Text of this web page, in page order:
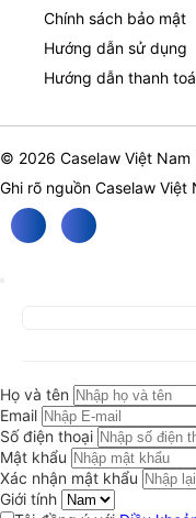
Chính sách bảo mật
Hướng dẫn sử dụng
Hướng dẫn thanh
© 2026 Caselaw Việt Nam
Ghi rõ nguồn Caselaw Việt
Họ và tên
Email
Số điện thoại
Mật khẩu
Xác nhận mật khẩu
Giới tính